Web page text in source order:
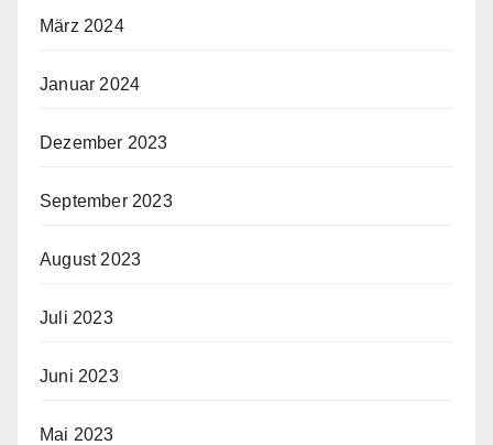
März 2024
Januar 2024
Dezember 2023
September 2023
August 2023
Juli 2023
Juni 2023
Mai 2023